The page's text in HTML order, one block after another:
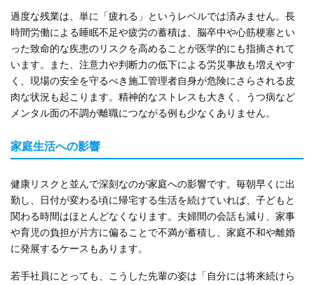
過度な残業は、単に「疲れる」というレベルでは済みません。長
時間労働による睡眠不足や疲労の蓄積は、脳卒中や心筋梗塞とい
った致命的な疾患のリスクを高めることが医学的にも指摘されて
います。また、注意力や判断力の低下による労災事故も増えやす
く、現場の安全を守るべき施工管理者自身が危険にさらされる皮
肉な状況も起こります。精神的なストレスも大きく、うつ病など
メンタル面の不調が離職につながる例も少なくありません。
家庭生活への影響
健康リスクと並んで深刻なのが家庭への影響です。毎朝早くに出
勤し、日付が変わる頃に帰宅する生活を続けていれば、子どもと
関わる時間はほとんどなくなります。夫婦間の会話も減り、家事
や育児の負担が片方に偏ることで不満が蓄積し、家庭不和や離婚
に発展するケースもあります。
若手社員にとっても、こうした先輩の姿は「自分には将来続けら